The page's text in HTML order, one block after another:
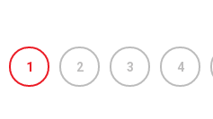
1 2 3 4